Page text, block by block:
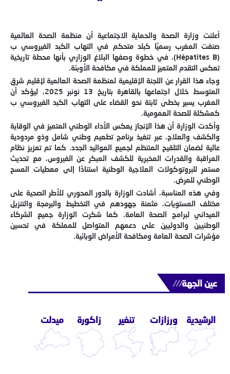
أعلنت وزارة الصحة والحماية الاجتماعية أن منظمة الصحة العالمية
صنفت المغرب رسميًا كبلد متحكم في التهاب الكبد الفيروسي ب
(Hépatites B)، في خطوة وصفها البلاغ الوزاري بأنها محطة تاريخية
تعكس التقدم المتميز للمملكة في مكافحة الأوبئة.
وجاء هذا القرار عن اللجنة الإقليمية لمنظمة الصحة العالمية لإقليم شرق
المتوسط خلال اجتماعها بالقاهرة بتاريخ 13 نونبر 2025، ليؤكد أن
المغرب يسير بخطى ثابتة نحو القضاء على التهاب الكبد الفيروسي ب
كمشكلة للصحة العمومية.
وأكدت الوزارة أن هذا الإنجاز يعكس الأداء الوطني المتميز في الوقاية
والكشف والعلاج، عبر تنفيذ برنامج تطعيم وطني شامل وذو مردودية
عالية لضمان التلقيح المنتظم لجميع المواليد الجدد. كما تم تعزيز نظام
المراقبة والقدرات المخبرية للكشف المبكر عن الفيروس، مع تحديث
مستمر للبروتوكولات العلاجية الوطنية استنادًا إلى معطيات المسح
الوطني للمرض.
وفي هذه المناسبة، أشادت الوزارة بالدور المحوري للأطر الصحية على
مختلف المستويات، مثمنة جهودهم في التخطيط والبرمجة والتنزيل
الميداني لبرامج الصحة العامة. كما شكرت الوزارة جميع الشركاء
الوطنيين والدوليين على دعمهم المتواصل للمملكة في تحسين
مؤشرات الصحة العامة ومكافحة الأمراض الوبائية.
عين الجهة///
الرشيدية ورزازات تنغير زاكورة ميدلت